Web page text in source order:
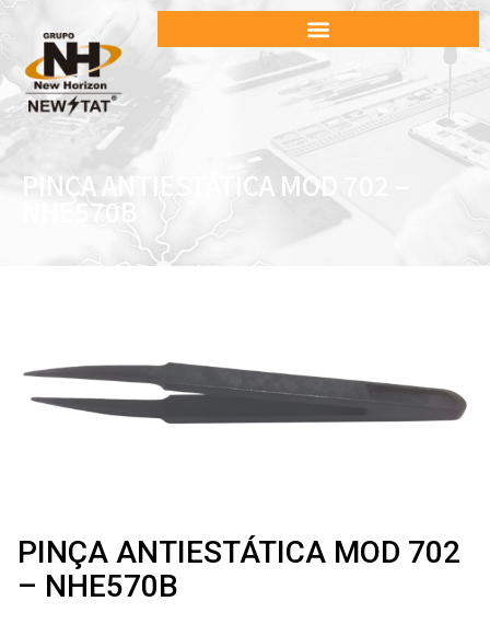
PINÇA ANTIESTÁTICA MOD 702 –
NHE570B
PINÇA ANTIESTÁTICA MOD 702
– NHE570B